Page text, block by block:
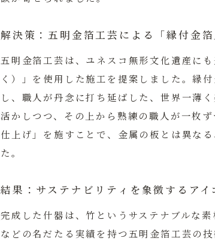
解決策：五明金箔工芸による「縁付金
五明金箔工芸 は、ユネスコ無形文化遺産に
く）」を使用した施工を提案しました。縁
し、職人が丹念に打ち延ばした、世界一薄
活かしつつ、その上から熟練の職人が一枚
仕上げ」を施すことで、金属の板とは異な
た。
結果：サステナビリティを象徴するアイ
完成した什器は、竹というサステナブルな
などの名だたる実績を持つ 五明金箔工芸の